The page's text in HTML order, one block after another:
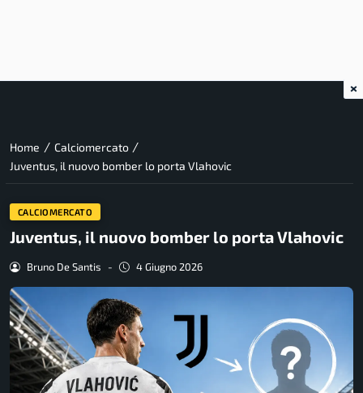
Home / Calciomercato /
Juventus, il nuovo bomber lo porta Vlahovic
CALCIOMERCATO
Juventus, il nuovo bomber lo porta Vlahovic
Bruno De Santis - 4 Giugno 2026
×